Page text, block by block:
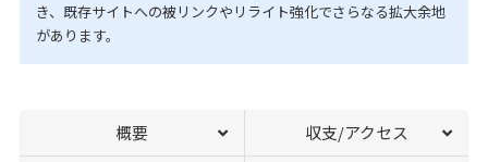
き、既存サイトへの被リンクやリライト強化でさらなる拡大余地
があります。
概要 収支/アクセス